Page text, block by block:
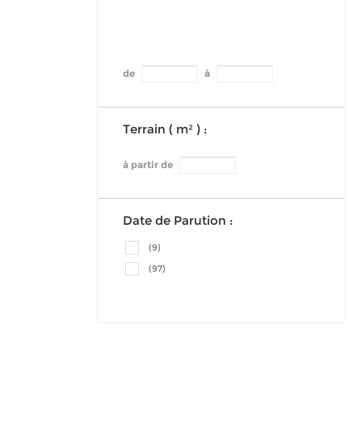
de à
Terrain ( m² ) :
à partir de
Date de Parution :
(9)
(97)